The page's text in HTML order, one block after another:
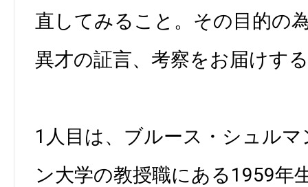
直してみること。その目的の
異才の証言、考察をお届けす
1人目は、ブルース・シュル
ン大学の教授職にある1959年